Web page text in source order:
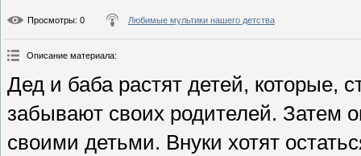
Просмотры: 0 Любимые мультики нашего детства
Описание материала:
Дед и баба растят детей, которые,
забывают своих родителей. Затем
своими детьми. Внуки хотят